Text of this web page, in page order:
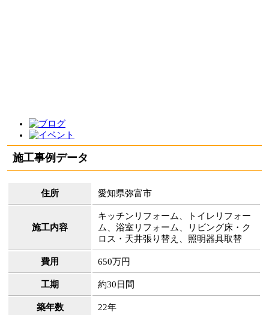
施工事例データ
住所 愛知県弥富市
施工内容
キッチンリフォーム、トイレリフォー
ム、浴室リフォーム、リビング床・ク
ロス・天井張り替え、照明器具取替
費用 650万円
工期 約30日間
築年数 22年